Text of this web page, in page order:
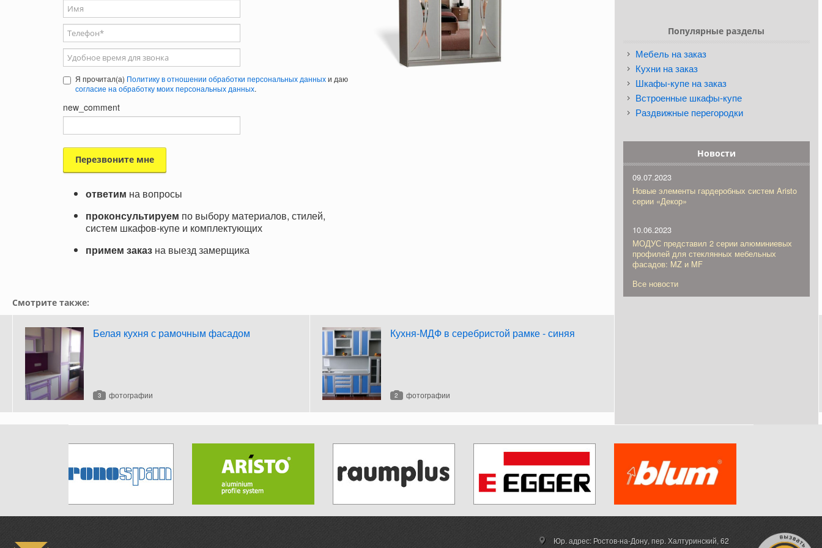
Ваше имя
Телефон*
Удобное время для звонка
Я прочитал(а) Политику в отношении обработки персональных данныхи даю
согласие на обработку моих персональных данных.
new_comment
ответим на вопросы
проконсультируем по выбору материалов, стилей,
систем шкафов-купе и комплектующих
примем заказна выезд замерщика
Смотрите также:
Белая кухня с рамочным фасадом
3 фотографии
Кухня-МДФ в серебристой рамке - синяя
2 фотографии
Популярные разделы
Мебель на заказ
Кухни на заказ
Шкафы-купе на заказ
Встроенные шкафы-купе
Раздвижные перегородки
Новости
09.07.2023
Новые элементы гардеробных систем Aristo
серии «Декор»
10.06.2023
МОДУС представил 2 серии алюминиевых
профилей для стеклянных мебельных
фасадов: MZ и MF
Все новости
Юр. адрес: Ростов-на-Дону,пер. Халтуринский, 62